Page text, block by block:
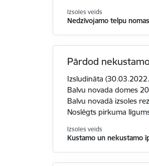
Izsoles veids
Nedzīvojamo telpu
Pārdod
Izsludināta
Balvu novada domes
Balvu novadā izsoles
Noslēgts pirkuma
Izsoles veids
Kustamo un nekustamo